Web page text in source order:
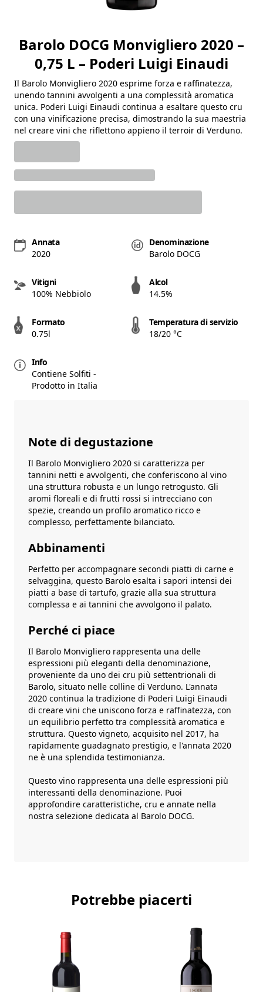
Barolo DOCG Monvigliero 2020 –
0,75 L – Poderi Luigi Einaudi
Il Barolo Monvigliero 2020 esprime forza e raffinatezza,
unendo tannini avvolgenti a una complessità aromatica
unica. Poderi Luigi Einaudi continua a esaltare questo cru
con una vinificazione precisa, dimostrando la sua maestria
nel creare vini che riflettono appieno il terroir di Verduno.
Annata
2020
Denominazione
Barolo DOCG
Vitigni
100% Nebbiolo
Alcol
14.5%
Formato
0.75l
Temperatura di servizio
18/20 °C
Info
Contiene Solfiti -
Prodotto in Italia
Note di degustazione
Il Barolo Monvigliero 2020 si caratterizza per
tannini netti e avvolgenti, che conferiscono al vino
una struttura robusta e un lungo retrogusto. Gli
aromi floreali e di frutti rossi si intrecciano con
spezie, creando un profilo aromatico ricco e
complesso, perfettamente bilanciato.
Abbinamenti
Perfetto per accompagnare secondi piatti di carne e
selvaggina, questo Barolo esalta i sapori intensi dei
piatti a base di tartufo, grazie alla sua struttura
complessa e ai tannini che avvolgono il palato.
Perché ci piace
Il Barolo Monvigliero rappresenta una delle
espressioni più eleganti della denominazione,
proveniente da uno dei cru più settentrionali di
Barolo, situato nelle colline di Verduno. L'annata
2020 continua la tradizione di Poderi Luigi Einaudi
di creare vini che uniscono forza e raffinatezza, con
un equilibrio perfetto tra complessità aromatica e
struttura. Questo vigneto, acquisito nel 2017, ha
rapidamente guadagnato prestigio, e l'annata 2020
ne è una splendida testimonianza.
Questo vino rappresenta una delle espressioni più
interessanti della denominazione. Puoi
approfondire caratteristiche, cru e annate nella
nostra selezione dedicata al Barolo DOCG.
Potrebbe piacerti